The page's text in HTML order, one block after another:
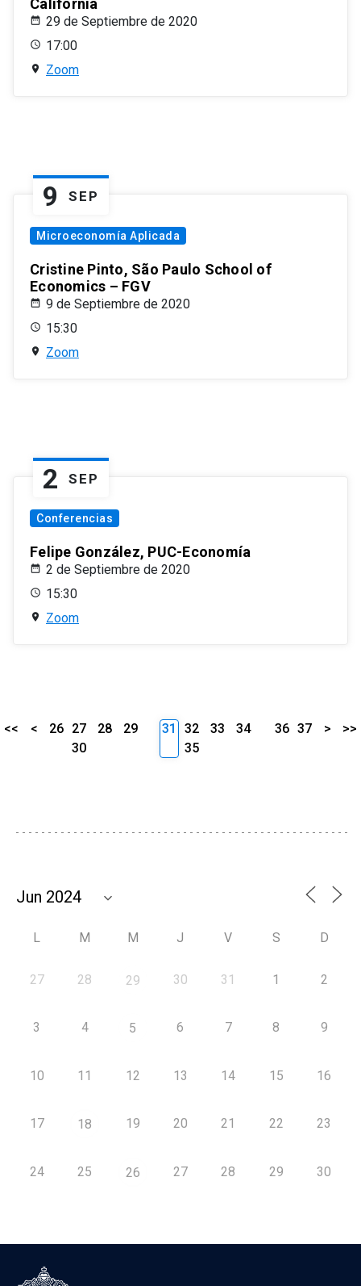
California
29 de Septiembre de 2020
17:00
Zoom
9 SEP
Microeconomía Aplicada
Cristine Pinto, São Paulo School of
Economics – FGV
9 de Septiembre de 2020
15:30
Zoom
2 SEP
Conferencias
Felipe González, PUC-Economía
2 de Septiembre de 2020
15:30
Zoom
<< < 26 27 28
29
30
31 32 33
34
35
36 37 > >>
L M M J V S D
27 28 29 30 31 1 2
3 4 5 6 7 8 9
10 11 12 13 14 15 16
17 18 19 20 21 22 23
24 25 26 27 28 29 30